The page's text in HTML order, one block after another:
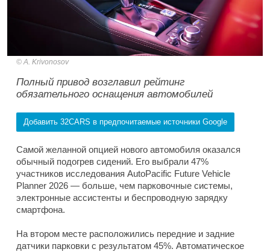
A. Krivonosov
Полный привод возглавил рейтинг
обязательного оснащения автомобилей
Добавить 32CARS в предпочитаемые источники Google
Самой желанной опцией нового автомобиля оказался
обычный подогрев сидений. Его выбрали 47%
участников исследования AutoPacific Future Vehicle
Planner 2026 — больше, чем парковочные системы,
электронные ассистенты и беспроводную зарядку
смартфона.
На втором месте расположились передние и задние
датчики парковки с результатом 45%. Автоматическое